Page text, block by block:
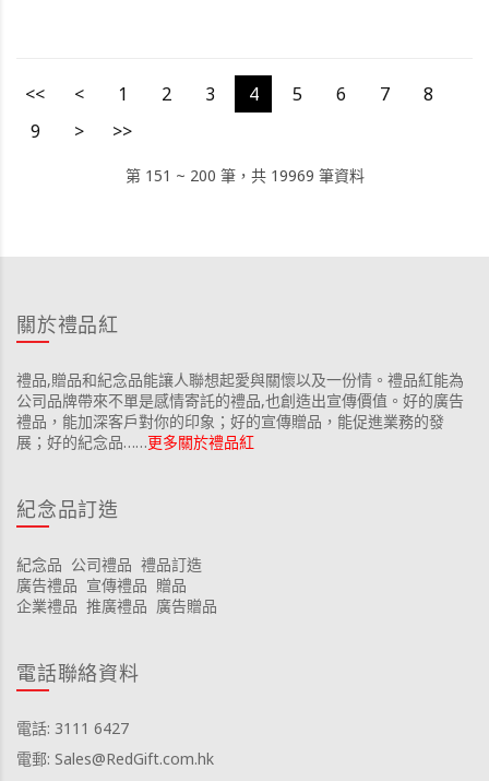
<< < 1 2 3 4 5 6 7
8
9
> >>
第 151 ~ 200 筆，共 19969 筆資料
關於禮品紅
禮品,贈品和紀念品能讓人聯想起愛與關懷以及一份情。禮品紅能為
公司品牌帶來不單是感情寄託的禮品,也創造出宣傳價值。好的廣告
禮品，能加深客戶對你的印象；好的宣傳贈品，能促進業務的發
展；好的紀念品……更多關於禮品紅
紀念品訂造
紀念品 公司禮品 禮品訂造
廣告禮品 宣傳禮品 贈品
企業禮品 推廣禮品 廣告贈品
電話聯絡資料
電話: 3111 6427
電郵: Sales@RedGift.com.hk